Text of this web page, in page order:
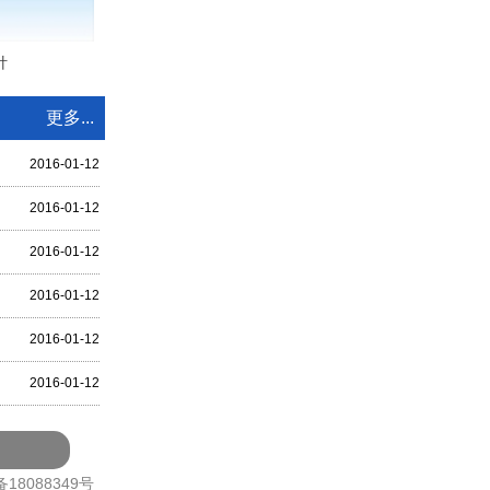
更多...
2016-01-12
2016-01-12
2016-01-12
2016-01-12
2016-01-12
2016-01-12
18088349号